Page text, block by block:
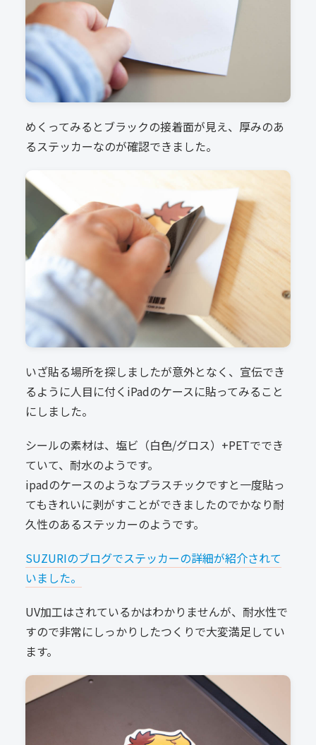
めくってみるとブラックの接着面が見え、厚みのあ
るステッカーなのが確認できました。
いざ貼る場所を探しましたが意外となく、宣伝でき
るように人目に付くiPadのケースに貼ってみること
にしました。
シールの素材は、塩ビ（白色/グロス）+PETででき
ていて、耐水のようです。
ipadのケースのようなプラスチックですと一度貼っ
てもきれいに剥がすことができましたのでかなり耐
久性のあるステッカーのようです。
SUZURIのブログでステッカーの詳細が紹介されて
いました。
UV加工はされているかはわかりませんが、耐水性で
すので非常にしっかりしたつくりで大変満足してい
ます。